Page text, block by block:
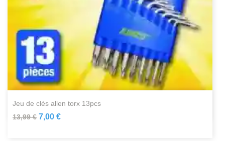
jeu de clés allen torx 13pcs
13,99 € 7,00 €